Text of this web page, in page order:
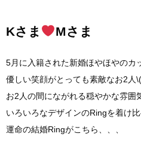
Kさま Mさま
5月に入籍された新婚ほやほやのカ
優しい笑顔がとっても素敵なお2人
お2人の間にながれる穏やかな雰囲
いろいろなデザインのRingを着け
運命の結婚Ringがこちら、、、